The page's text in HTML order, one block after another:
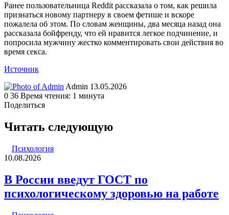
Ранее пользовательница Reddit рассказала о том, как решила
признаться новому партнеру в своем фетише и вскоре
пожалела об этом. По словам женщины, два месяца назад она
рассказала бойфренду, что ей нравится легкое подчинение, и
попросила мужчину жестко комментировать свои действия во
время секса.
Источник
Admin Send
an
13.05.2026
0 36 Время чтения: 1 минута
Поделиться
через
электронную
Читать следующую
Психология
10.08.2026
В России введут ГОСТ по
психологическому здоровью на работе